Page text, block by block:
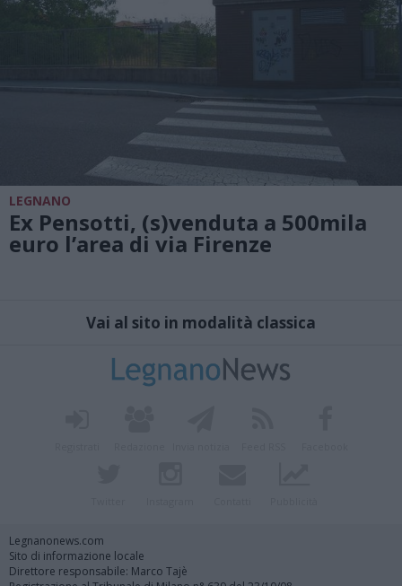
LEGNANO
Ex Pensotti, (s)venduta a 500mila
euro l’area di via Firenze
Vai al sito in modalità classica
Legnanonews.com
Sito di informazione locale
Direttore responsabile: Marco Tajè